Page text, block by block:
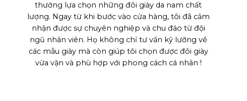
thường lựa chọn những đôi giày da nam chất
lượng. Ngay từ khi bước vào cửa hàng, tôi đã cảm
nhận được sự chuyên nghiệp và chu đáo từ đội
ngũ nhân viên. Họ không chỉ tư vấn kỹ lưỡng về
các mẫu giày mà còn giúp tôi chọn được đôi giày
vừa vặn và phù hợp với phong cách cá nhân !